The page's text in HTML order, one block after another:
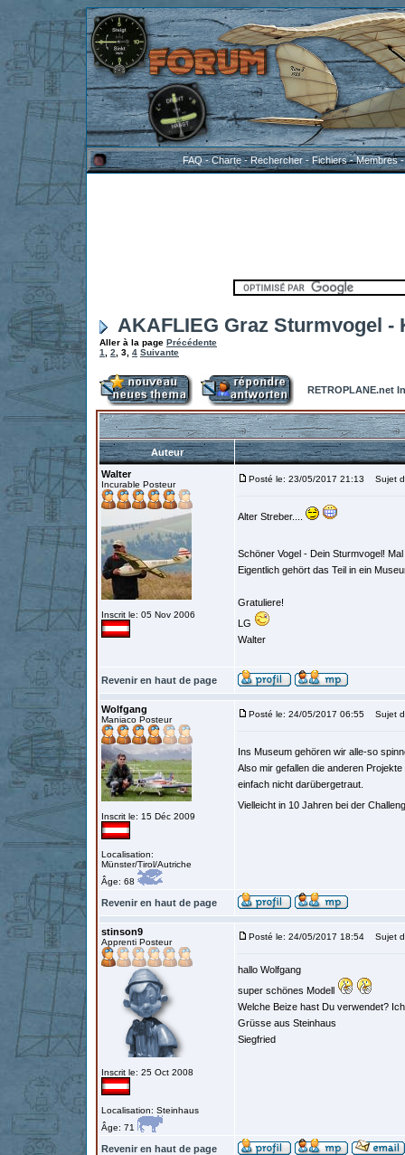
FAQ-Charte-Rechercher-Fichiers-Membres
AKAFLIEG Graz Sturmvogel -
Aller à la page Précédente
1
2 3 4 Suivante
RETROPLANE.net
Auteur
Walter
Incurable Posteur
Inscrit le: 05 Nov 2006
Posté le: 23/05/2017 21:13 Sujet
Alter Streber....
Schöner Vogel - Dein Sturmvogel!
Eigentlich gehört das Teil in ein
Gratuliere!
LG
Walter
Revenir en haut de page
Wolfgang
Maniaco Posteur
Inscrit le: 15 Déc 2009
Localisation:
Münster/Tirol/Autriche
Âge: 68
Posté le: 24/05/2017 06:55 Sujet
Ins Museum gehören wir alle-so
Also mir gefallen die anderen
einfach nicht darübergetraut.
Vielleicht in 10 Jahren bei der
Revenir en haut de page
stinson9
Apprenti Posteur
Inscrit le: 25 Oct 2008
Localisation: Steinhaus
Âge: 71
Posté le: 24/05/2017 18:54 Sujet
hallo Wolfgang
super schönes Modell
Welche Beize hast Du verwendet?
Grüsse aus Steinhaus
Siegfried
Revenir en haut de page